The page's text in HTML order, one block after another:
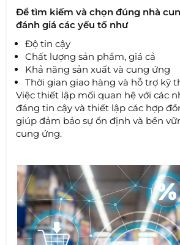
Để tìm kiếm và chọn đúng nhà
đánh giá các yếu tố như
Độ tin cậy
Chất lượng sản phẩm, giá cả
Khả năng sản xuất và cung ứng
Thời gian giao hàng và hỗ trợ kỹ
Việc thiết lập mối quan hệ với các
đáng tin cậy và thiết lập các hợp
giúp đảm bảo sự ổn định và bền
cung ứng.